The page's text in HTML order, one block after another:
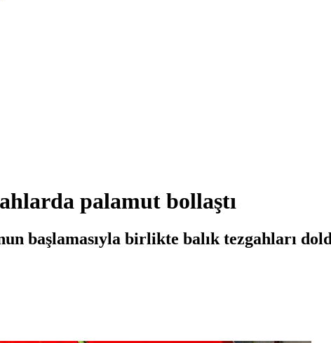
palamut bollaştı
başlamasıyla birlikte balık tezgahları